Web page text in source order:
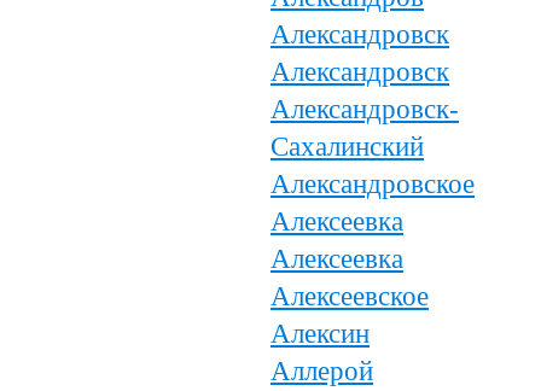
Александровск
Александровск
Александровск-
Сахалинский
Александровское
Алексеевка
Алексеевка
Алексеевское
Алексин
Аллерой